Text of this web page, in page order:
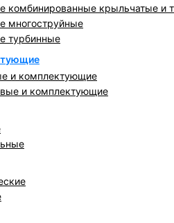
комбинированные крыльчатые и
многоструйные
турбинные
и комплектующие
и комплектующие